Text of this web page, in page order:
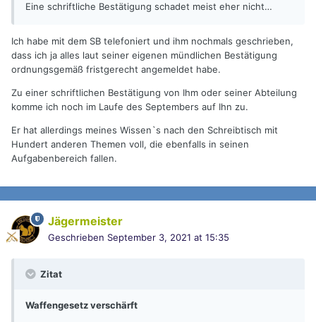
Eine schriftliche Bestätigung schadet meist eher nicht…
Ich habe mit dem SB telefoniert und ihm nochmals geschrieben,
dass ich ja alles laut seiner eigenen mündlichen Bestätigung
ordnungsgemäß fristgerecht angemeldet habe.
Zu einer schriftlichen Bestätigung von Ihm oder seiner Abteilung
komme ich noch im Laufe des Septembers auf Ihn zu.
Er hat allerdings meines Wissen`s nach den Schreibtisch mit
Hundert anderen Themen voll, die ebenfalls in seinen
Aufgabenbereich fallen.
Jägermeister
Geschrieben September 3, 2021 at 15:35
Zitat
Waffengesetz verschärft